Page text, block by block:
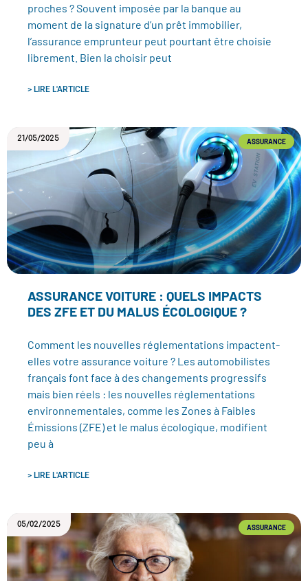
proches ? Souvent imposée par la banque au
moment de la signature d’un prêt immobilier,
l’assurance emprunteur peut pourtant être choisie
librement. Bien la choisir peut
> LIRE L'ARTICLE
ASSURANCE
ASSURANCE VOITURE : QUELS IMPACTS
DES ZFE ET DU MALUS ÉCOLOGIQUE ?
Comment les nouvelles réglementations impactent-
elles votre assurance voiture ? Les automobilistes
français font face à des changements progressifs
mais bien réels : les nouvelles réglementations
environnementales, comme les Zones à Faibles
Émissions (ZFE) et le malus écologique, modifient
peu à
> LIRE L'ARTICLE
21/05/2025
ASSURANCE
05/02/2025